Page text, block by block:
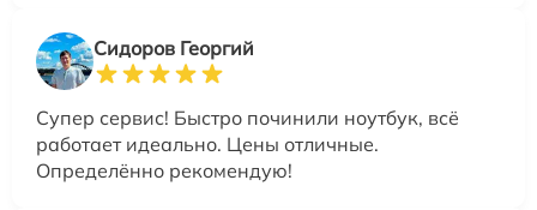
Сидоров Георгий
Супер сервис! Быстро починили ноутбук, всё
работает идеально. Цены отличные.
Определённо рекомендую!